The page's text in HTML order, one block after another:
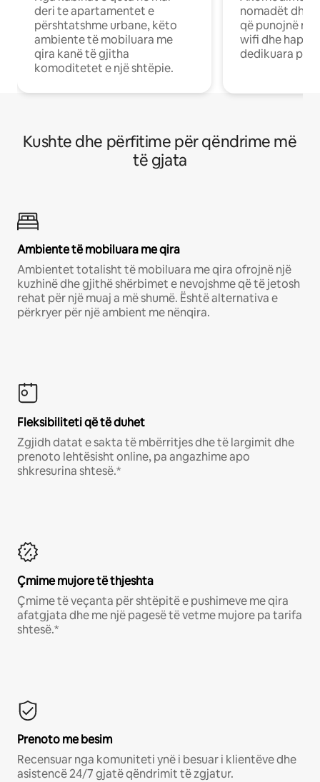
deri te apartamentet e
përshtatshme urbane, këto
ambiente të mobiluara me
qira kanë të gjitha
komoditetet e një shtëpie.
nomadët dhe
që punojnë në
wifi dhe
dedikuara
Kushte dhe përfitime për qëndrime më
të gjata
Ambiente të mobiluara me qira
Ambientet totalisht të mobiluara me qira ofrojnë një
kuzhinë dhe gjithë shërbimet e nevojshme që të jetosh
rehat për një muaj a më shumë. Është alternativa e
përkryer për një ambient me nënqira.
Fleksibiliteti që të duhet
Zgjidh datat e sakta të mbërritjes dhe të largimit dhe
prenoto lehtësisht online, pa angazhime apo
shkresurina shtesë.*
Çmime mujore të thjeshta
Çmime të veçanta për shtëpitë e pushimeve me qira
afatgjata dhe me një pagesë të vetme mujore pa tarifa
shtesë.*
Prenoto me besim
Recensuar nga komuniteti ynë i besuar i klientëve dhe
asistencë 24/7 gjatë qëndrimit të zgjatur.